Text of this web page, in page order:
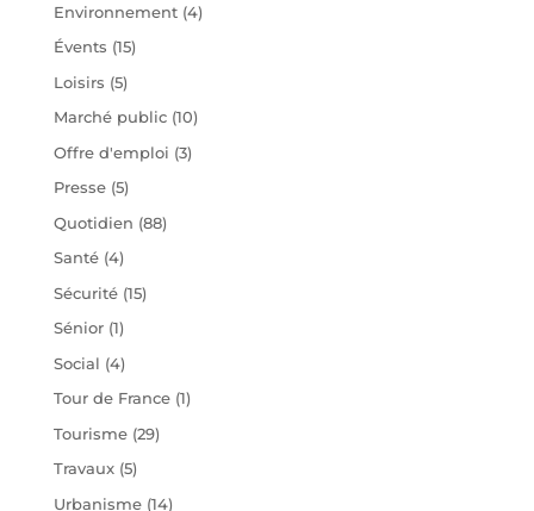
Environnement(4)
Évents (15)
Loisirs (5)
Marché public(10)
Offre d'emploi (3)
Presse(5)
Quotidien (88)
Santé(4)
Sécurité(15)
Sénior(1)
Social (4)
Tour de France(1)
Tourisme(29)
Travaux(5)
Urbanisme(14)